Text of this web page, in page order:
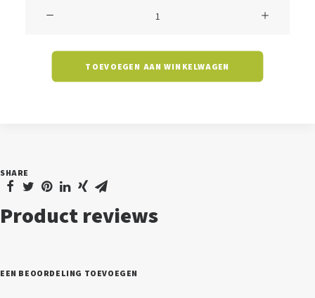
TOEVOEGEN AAN WINKELWAGEN
SHARE
Product reviews
EEN BEOORDELING TOEVOEGEN